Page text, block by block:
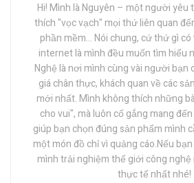
Hi! Mình là Nguyên – một người yêu
thích "vọc vạch" mọi thứ liên quan
phần mềm… Nói chung, cứ thứ gì có
internet là mình đều muốn tìm hiểu
Nghệ là nơi mình cùng vài người bạn
giá chân thực, khách quan về các
mới nhất. Mình không thích những
cho vui", mà luôn cố gắng mang
giúp bạn chọn đúng sản phẩm mình
một món đồ chỉ vì quảng cáo.Nếu
mình trải nghiệm thế giới công nghệ
thực tế nhất nhé!